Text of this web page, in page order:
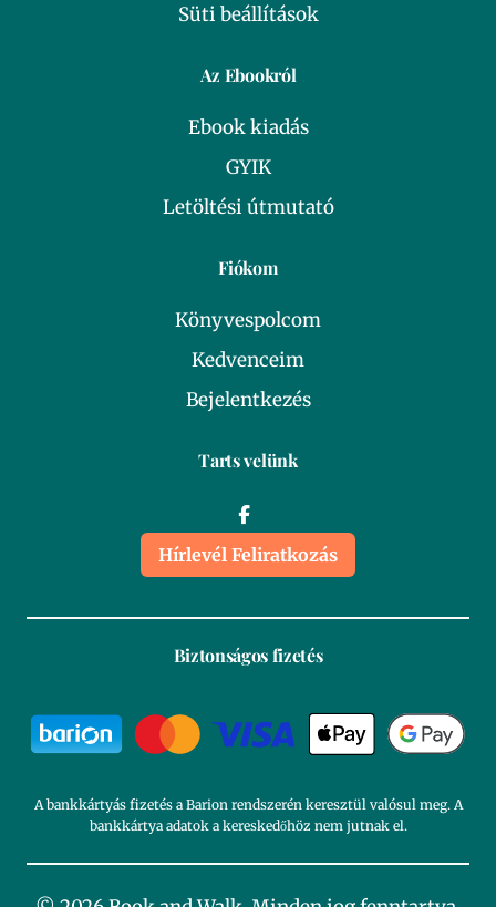
Süti beállítások
Az Ebookról
Ebook kiadás
GYIK
Letöltési útmutató
Fiókom
Könyvespolcom
Kedvenceim
Bejelentkezés
Tarts velünk
Hírlevél Feliratkozás
Biztonságos fizetés
A bankkártyás fizetés a Barion rendszerén keresztül valósul meg. A
bankkártya adatok a kereskedőhöz nem jutnak el.